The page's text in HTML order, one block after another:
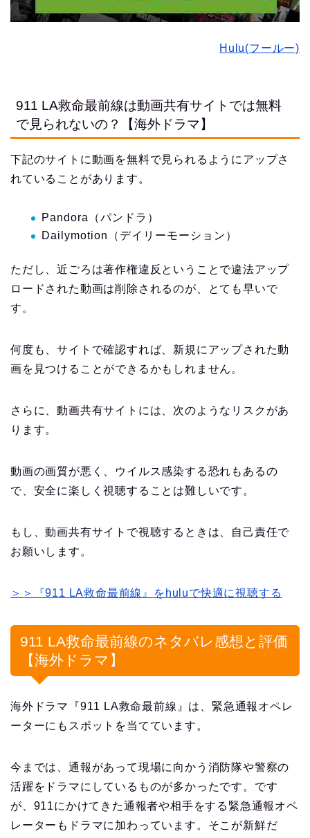
Hulu(フールー)
911 LA救命最前線は動画共有サイトでは無料
で見られないの？【海外ドラマ】
下記のサイトに動画を無料で見られるようにアップさ
れていることがあります。
Pandora（パンドラ）
Dailymotion（デイリーモーション）
ただし、近ごろは著作権違反ということで違法アップ
ロードされた動画は削除されるのが、とても早いで
す。
何度も、サイトで確認すれば、新規にアップされた動
画を見つけることができるかもしれません。
さらに、動画共有サイトには、次のようなリスクがあ
ります。
動画の画質が悪く、ウイルス感染する恐れもあるの
で、安全に楽しく視聴することは難しいです。
もし、動画共有サイトで視聴するときは、自己責任で
お願いします。
＞＞『911 LA救命最前線』をhuluで快適に視聴する
911 LA救命最前線のネタバレ感想と評価
【海外ドラマ】
海外ドラマ『911 LA救命最前線』は、緊急通報オペレ
ーターにもスポットを当てています。
今までは、通報があって現場に向かう消防隊や警察の
活躍をドラマにしているものが多かったです。です
が、911にかけてきた通報者や相手をする緊急通報オペ
レーターもドラマに加わっています。そこが新鮮だ